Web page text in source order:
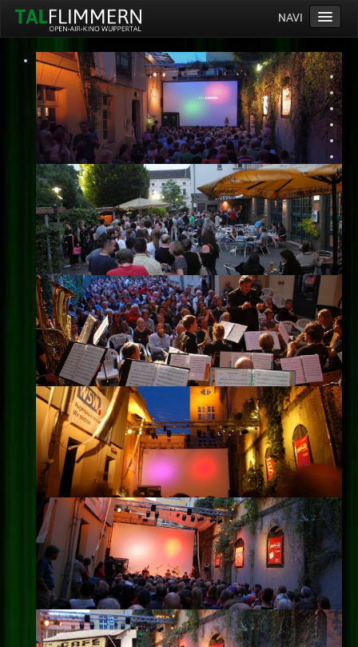
NAVI
Home
Programm
Service
Ticketinfos
Ort
Anreise
Wetter
Kinogutschein
Konzept
Archiv
Kontakt
Impressum
Datenschutz